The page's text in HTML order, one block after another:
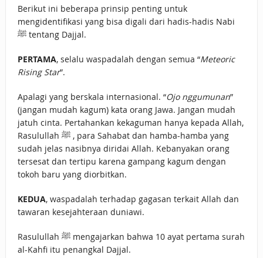
Berikut ini beberapa prinsip penting untuk
mengidentifikasi yang bisa digali dari hadis-hadis Nabi
ﷺ tentang Dajjal.
PERTAMA, selalu waspadalah dengan semua “Meteoric
Rising Star”.
Apalagi yang berskala internasional. “Ojo nggumunan”
(jangan mudah kagum) kata orang Jawa. Jangan mudah
jatuh cinta. Pertahankan kekaguman hanya kepada Allah,
Rasulullah ﷺ , para Sahabat dan hamba-hamba yang
sudah jelas nasibnya diridai Allah. Kebanyakan orang
tersesat dan tertipu karena gampang kagum dengan
tokoh baru yang diorbitkan.
KEDUA, waspadalah terhadap gagasan terkait Allah dan
tawaran kesejahteraan duniawi.
Rasulullah ﷺ mengajarkan bahwa 10 ayat pertama surah
al-Kahfi itu penangkal Dajjal.